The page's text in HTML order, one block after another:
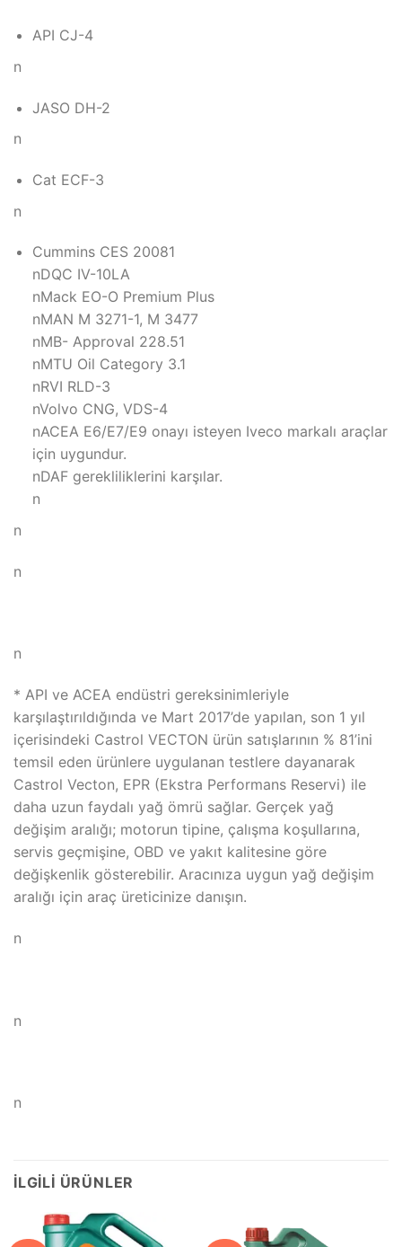
API CJ-4
n
JASO DH-2
n
Cat ECF-3
n
Cummins CES 20081
nDQC IV-10LA
nMack EO-O Premium Plus
nMAN M 3271-1, M 3477
nMB- Approval 228.51
nMTU Oil Category 3.1
nRVI RLD-3
nVolvo CNG, VDS-4
nACEA E6/E7/E9 onayı isteyen Iveco markalı araçlar
için uygundur.
nDAF gerekliliklerini karşılar.
n
n
n
n
* API ve ACEA endüstri gereksinimleriyle
karşılaştırıldığında ve Mart 2017’de yapılan, son 1 yıl
içerisindeki Castrol VECTON ürün satışlarının % 81’ini
temsil eden ürünlere uygulanan testlere dayanarak
Castrol Vecton, EPR (Ekstra Performans Reservi) ile
daha uzun faydalı yağ ömrü sağlar. Gerçek yağ
değişim aralığı; motorun tipine, çalışma koşullarına,
servis geçmişine, OBD ve yakıt kalitesine göre
değişkenlik gösterebilir. Aracınıza uygun yağ değişim
aralığı için araç üreticinize danışın.
n
n
n
İLGILI ÜRÜNLER